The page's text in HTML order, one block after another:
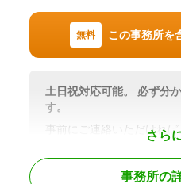
無料 この事務所を
さら
土日祝対応可能。 必ず分
す。
事前にご連絡いただけれ
経験豊富な司法書士が丁
させていただきます。
事務所の